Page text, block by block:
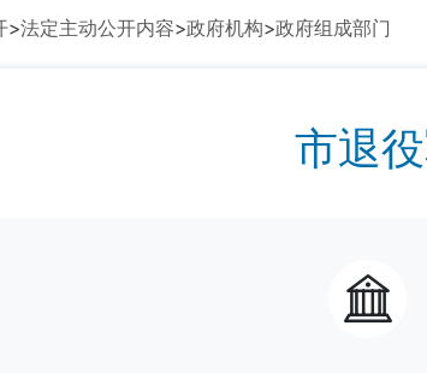
>法定主动公开内容>政府机构>政府组成部门
市退